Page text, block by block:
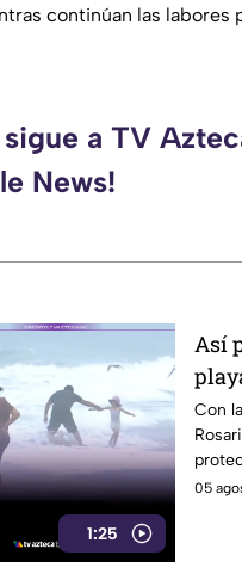
continúan las labores
a TV
News!
1:25
Así
Con
FPS
05